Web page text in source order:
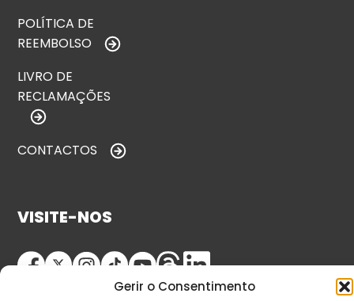
Gerir o Consentimento
POLÍTICA DE
REEMBOLSO
LIVRO DE
RECLAMAÇÕES
CONTACTOS
VISITE-NOS